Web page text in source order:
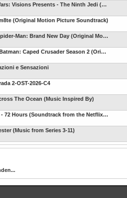
Nobuko Toda - Star Wars: Visions Presents - The Ninth Jedi (Original Soundtrack)
(Original Motion Picture Soundtrack)
Michael Giacchino - Spider-Man: Brand New Day (Original Motion Picture S
Frederik Wiedmann - Batman: Caped Crusader Season 2 (Original Television
e Sensazioni
2-OST-2026-C4
The Ocean (Music Inspired By)
Christopher Lennertz - 72 Hours (Soundtrack from the Netflix Film)
(Music from Series 3-11)